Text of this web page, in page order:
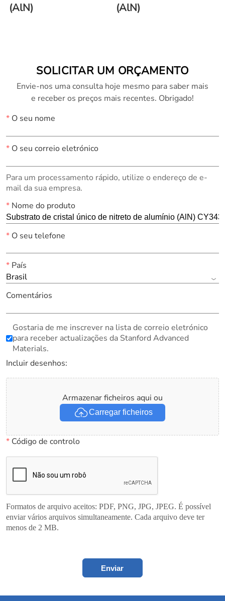
(AlN)
(AlN)
SOLICITAR UM ORÇAMENTO
Envie-nos uma consulta hoje mesmo para saber mais
e receber os preços mais recentes. Obrigado!
*O seu nome
*O seu correio eletrónico
Para um processamento rápido, utilize o endereço de e-
mail da sua empresa.
*Nome do produto
*O seu telefone
*País
Brasil
Comentários
Gostaria de me inscrever na lista de correio eletrónico
para receber actualizações da Stanford Advanced
Materials.
Incluir desenhos:
Armazenar ficheiros aqui ou
Carregar ficheiros
*Código de controlo
Formatos de arquivo aceitos: PDF, PNG, JPG, JPEG. É possível
enviar vários arquivos simultaneamente. Cada arquivo deve ter
menos de 2 MB.
Enviar